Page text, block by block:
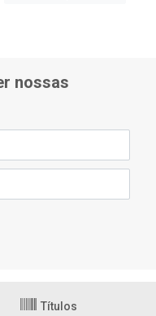
nossas
Títulos